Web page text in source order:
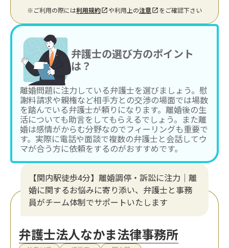
※ご利用の際には利用規約 や利用上の注意 をご確認下さい
弁護士の選び方のポイント
は？
離婚問題に注力している弁護士を選びましょう。慰
謝料請求や親権など相手方との交渉の場面では場数
を踏んでいる弁護士が頼りになります。離婚後の生
活についても助言をしてもらえるでしょう。また離
婚は感情がからむ分野なのでフィーリングも重要で
す。実際に電話や面談で複数の弁護士と会話してウ
マが合う方に依頼をするのがおすすめです。
【関内駅徒歩4分】離婚調停・訴訟に注力│離
婚に関するお悩みに寄り添い、弁護士と事務
員がチーム体制でサポートいたします
弁護士法人なかま法律事務所